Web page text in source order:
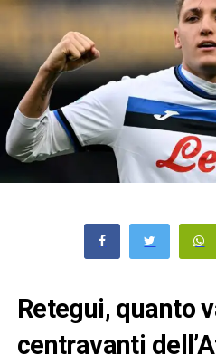
Retegui, quanto
centravanti